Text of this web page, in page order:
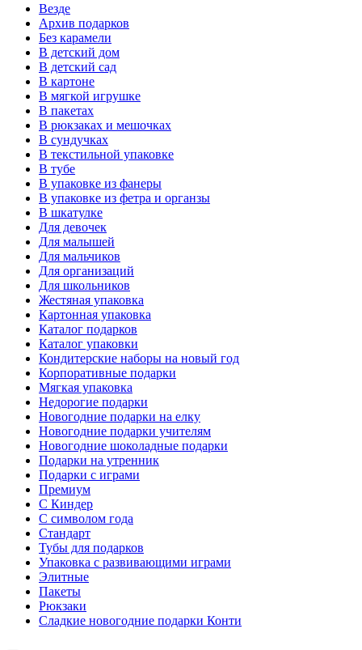
Везде
Архив подарков
Без карамели
В детский дом
В детский сад
В картоне
В мягкой игрушке
В пакетах
В рюкзаках и мешочках
В сундучках
В текстильной упаковке
В тубе
В упаковке из фанеры
В упаковке из фетра и органзы
В шкатулке
Для девочек
Для малышей
Для мальчиков
Для организаций
Для школьников
Жестяная упаковка
Картонная упаковка
Каталог подарков
Каталог упаковки
Кондитерские наборы на новый год
Корпоративные подарки
Мягкая упаковка
Недорогие подарки
Новогодние подарки на елку
Новогодние подарки учителям
Новогодние шоколадные подарки
Подарки на утренник
Подарки с играми
Премиум
С Киндер
С символом года
Стандарт
Тубы для подарков
Упаковка с развивающими играми
Элитные
Пакеты
Рюкзаки
Сладкие новогодние подарки Конти